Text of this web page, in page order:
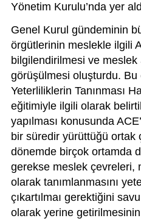
Yönetim Kurulu’nda yer
Genel Kurul gündeminin
örgütlerinin meslekle ilgili
bilgilendirilmesi ve meslek
görüşülmesi oluşturdu.
Yeterliliklerin Tanınması
eğitimiyle ilgili olarak
yapılması konusunda
bir süredir yürüttüğü ortak
dönemde birçok ortamda
gerekse meslek çevreleri,
olarak tanımlanmasını
çıkartılmaı gerektiğini
olarak yerine